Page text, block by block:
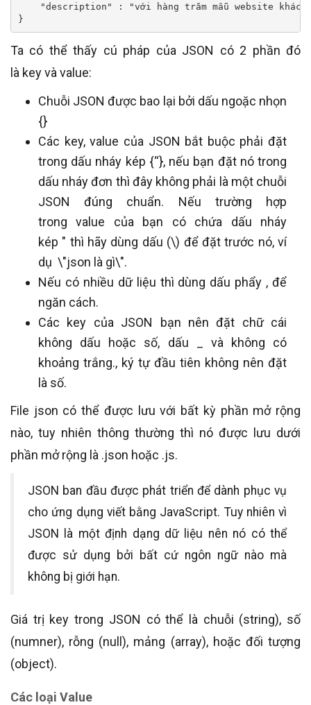
"description" : "với hàng trăm mẫu website khác
}
Ta có thể thấy cú pháp của JSON có 2 phần đó
là key và value:
Chuỗi JSON được bao lại bởi dấu ngoặc nhọn
{}
Các key, value của JSON bắt buộc phải đặt
trong dấu nháy kép {“}, nếu bạn đặt nó trong
dấu nháy đơn thì đây không phải là một chuỗi
JSON đúng chuẩn. Nếu trường hợp
trong value của bạn có chứa dấu nháy
kép " thì hãy dùng dấu (\) để đặt trước nó, ví
dụ \"json là gì\".
Nếu có nhiều dữ liệu thì dùng dấu phẩy , để
ngăn cách.
Các key của JSON bạn nên đặt chữ cái
không dấu hoặc số, dấu _ và không có
khoảng trắng., ký tự đầu tiên không nên đặt
là số.
File json có thể được lưu với bất kỳ phần mở rộng
nào, tuy nhiên thông thường thì nó được lưu dưới
phần mở rộng là .json hoặc .js.
JSON ban đầu được phát triển để dành phục vụ
cho ứng dụng viết bằng JavaScript. Tuy nhiên vì
JSON là một định dạng dữ liệu nên nó có thể
được sử dụng bởi bất cứ ngôn ngữ nào mà
không bị giới hạn.
Giá trị key trong JSON có thể là chuỗi (string), số
(numner), rỗng (null), mảng (array), hoặc đối tượng
(object).
Các loại Value